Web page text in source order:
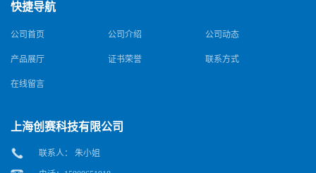
快捷导航
公司首页 公司介绍 公司动态
产品展厅 证书荣誉 联系方式
在线留言
上海创赛科技有限公司
联系人： 朱小姐